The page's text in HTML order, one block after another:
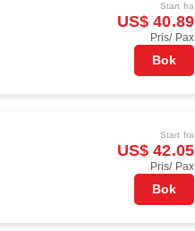
Start fra
US$ 40.89
Pris/ Pax
Bok
Start fra
US$ 42.05
Pris/ Pax
Bok